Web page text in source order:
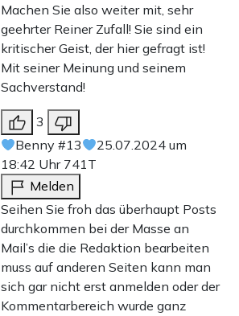
Machen Sie also weiter mit, sehr
geehrter Reiner Zufall! Sie sind ein
kritischer Geist, der hier gefragt ist!
Mit seiner Meinung und seinem
Sachverstand!
3
Benny #13
25.07.2024 um
18:42 Uhr 741T
Melden
Seihen Sie froh das überhaupt Posts
durchkommen bei der Masse an
Mail’s die die Redaktion bearbeiten
muss auf anderen Seiten kann man
sich gar nicht erst anmelden oder der
Kommentarbereich wurde ganz